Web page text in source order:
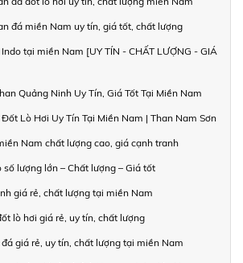
đá miền Nam uy tín, giá tốt, chất lượng
tại miền Nam [UY TÍN - CHẤT LƯỢNG - GIÁ
Quảng Ninh Uy Tín, Giá Tốt Tại Miền Nam
Lò Hơi Uy Tín Tại Miền Nam | Than Nam Sơn
Nam chất lượng cao, giá cạnh tranh
số lượng lớn – Chất lượng – Giá tốt
giá rẻ, chất lượng tại miền Nam
lò hơi giá rẻ, uy tín, chất lượng
giá rẻ, uy tín, chất lượng tại miền Nam